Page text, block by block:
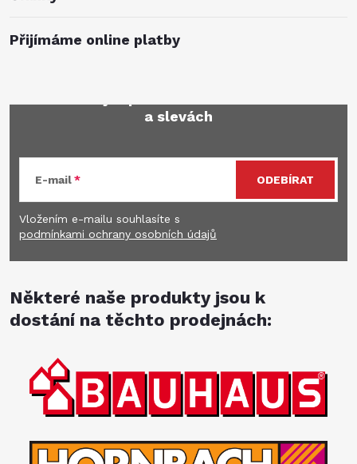
Přijímáme online platby
a slevách
E-mail
Vložením e-mailu souhlasíte s
podmínkami ochrany osobních údajů
ODEBÍRAT
Některé naše produkty jsou k
dostání na těchto prodejnách: